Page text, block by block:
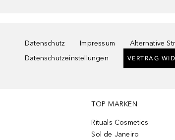
Datenschutz Impressum Alternative
Datenschutzeinstellungen
VERTRAG
TOP MARKEN
Rituals Cosmetics
Sol de Janeiro